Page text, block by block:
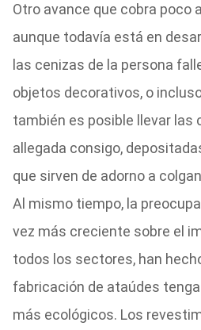
Otro avance que cobra poco
aunque todavía está en
las cenizas de la persona
objetos decorativos, o
también es posible llevar las
allegada consigo,
que sirven de adorno a
Al mismo tiempo, la
vez más creciente sobre el
todos los sectores, han
fabricación de ataúdes
más ecológicos. Los